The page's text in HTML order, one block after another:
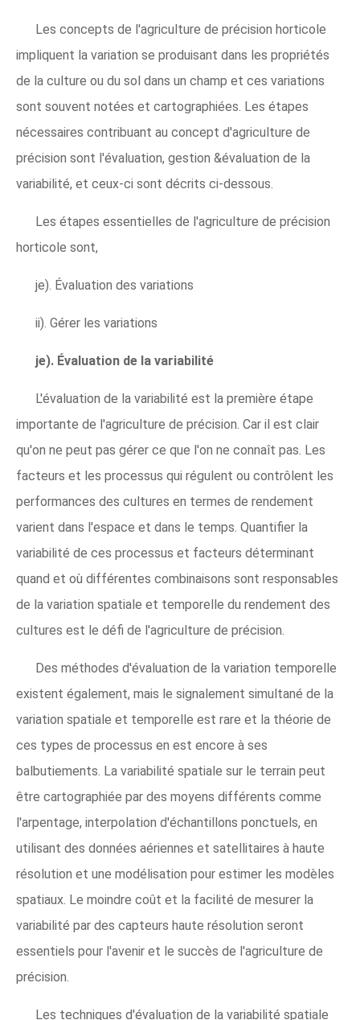
Les concepts de l'agriculture de précision horticole
impliquent la variation se produisant dans les propriétés
de la culture ou du sol dans un champ et ces variations
sont souvent notées et cartographiées. Les étapes
nécessaires contribuant au concept d'agriculture de
précision sont l'évaluation, gestion &évaluation de la
variabilité, et ceux-ci sont décrits ci-dessous.
Les étapes essentielles de l'agriculture de précision
horticole sont,
je). Évaluation des variations
ii). Gérer les variations
je). Évaluation de la variabilité
L'évaluation de la variabilité est la première étape
importante de l'agriculture de précision. Car il est clair
qu'on ne peut pas gérer ce que l'on ne connaît pas. Les
facteurs et les processus qui régulent ou contrôlent les
performances des cultures en termes de rendement
varient dans l'espace et dans le temps. Quantifier la
variabilité de ces processus et facteurs déterminant
quand et où différentes combinaisons sont responsables
de la variation spatiale et temporelle du rendement des
cultures est le défi de l'agriculture de précision.
Des méthodes d'évaluation de la variation temporelle
existent également, mais le signalement simultané de la
variation spatiale et temporelle est rare et la théorie de
ces types de processus en est encore à ses
balbutiements. La variabilité spatiale sur le terrain peut
être cartographiée par des moyens différents comme
l'arpentage, interpolation d'échantillons ponctuels, en
utilisant des données aériennes et satellitaires à haute
résolution et une modélisation pour estimer les modèles
spatiaux. Le moindre coût et la facilité de mesurer la
variabilité par des capteurs haute résolution seront
essentiels pour l'avenir et le succès de l'agriculture de
précision.
Les techniques d'évaluation de la variabilité spatiale